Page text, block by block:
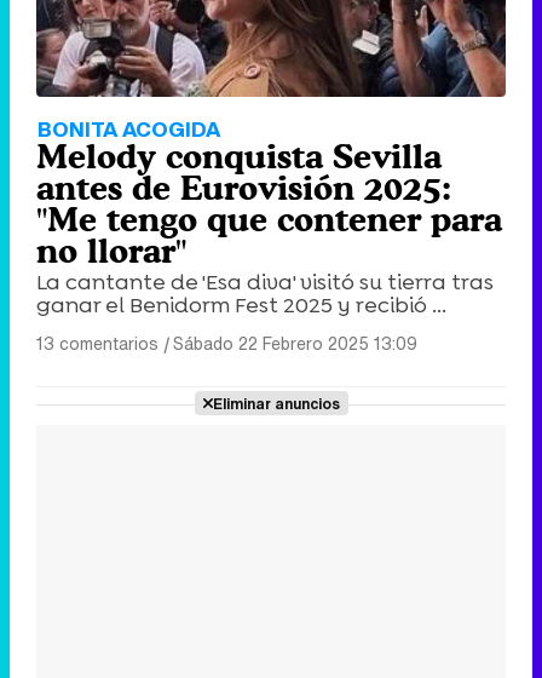
BONITA ACOGIDA
Melody conquista Sevilla
antes de Eurovisión 2025:
"Me tengo que contener para
no llorar"
La cantante de 'Esa diva' visitó su tierra tras
ganar el Benidorm Fest 2025 y recibió ...
13 comentarios |Sábado 22 Febrero 2025 13:09
Eliminar anuncios